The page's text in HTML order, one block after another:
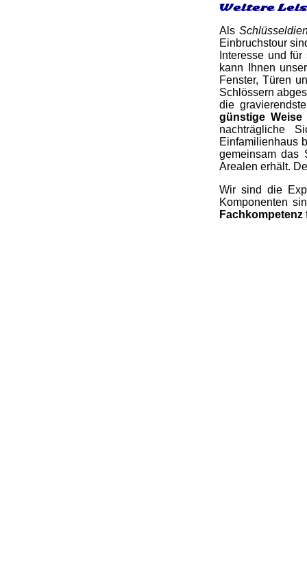
Weitere
Als
Einbruchstour
Interesse und
kann Ihnen
Fenster, Türen
Schlössern
die
günstige
nachträgliche
Einfamilienhaus
gemeinsam das
Arealen erhält.
Wir sind die
Komponenten
Fachkompetenz